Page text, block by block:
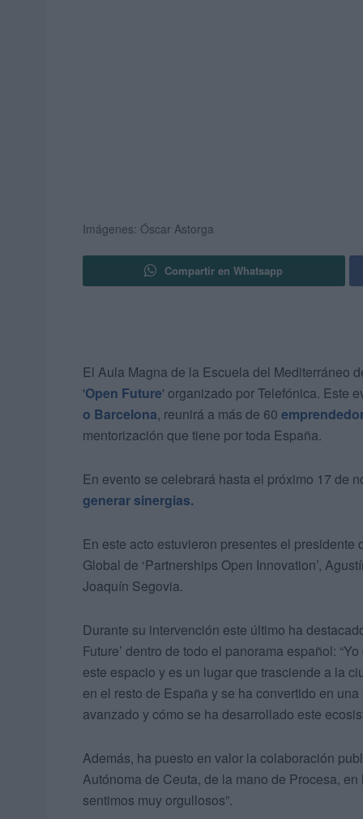
Imágenes: Óscar Astorga
Compartir en Whatsapp
El Aula Magna de la Escuela del Mediterráneo
'Open Future' organizado por Telefónica. Este
o Barcelona, reunirá a más de 60
mentorización que tiene por toda España.
En evento se celebrará hasta el próximo 17 de
generar sinergias.
En este acto estuvieron presentes el
Global de ‘Partnerships Open Innovation’,
Joaquín Segovia.
Durante su intervención este último ha
Future’ dentro de todo el panorama español:
este espacio y es un lugar que trasciende a la
en el resto de España y se ha convertido en
avanzado y cómo se ha desarrollado este
Además, ha puesto en valor la colaboración
Autónoma de Ceuta, de la mano de Procesa,
sentimos muy orgullosos”.